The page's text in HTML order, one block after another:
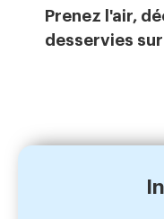
Prenez l'air,
desservies